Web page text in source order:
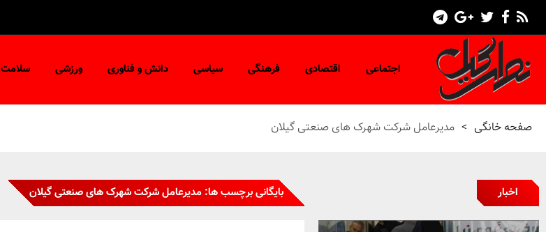
اجتماعی اقتصادی فرهنگی سیاسی دانش و فناوری ورزشی سلامت
صفحه خانگی > مدیرعامل شرکت شهرک های صنعتی گیلان
اخبار بایگانی برچسب ها: مدیرعامل شرکت شهرک های صنعتی گیلان